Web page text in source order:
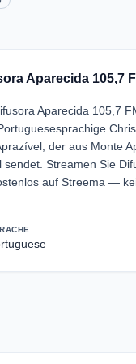
Aparecida 105,7
Aparecida 105,7
der aus Monte
sendet. Streamen Sie
auf Streema —